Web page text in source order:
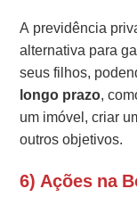
A previdência
alternativa para
seus filhos,
longo prazo,
um imóvel, criar
outros objetivos.
6) Ações na